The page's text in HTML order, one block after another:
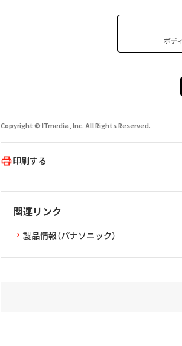
ボデ
Copyright © ITmedia, Inc. All Rights Reserved.
印刷する
関連リンク
製品情報（パナソニック）